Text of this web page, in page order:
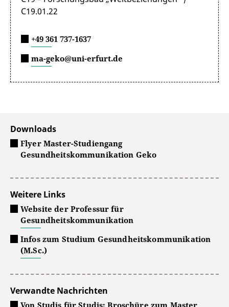
C19.01.22
+49 361 737-1637
ma-geko@uni-erfurt.de
Downloads
Flyer Master-Studiengang
Gesundheitskommunikation Geko
Weitere Links
Website der Professur für
Gesundheitskommunikation
Infos zum Studium Gesundheitskommunikation
(M.Sc.)
Verwandte Nachrichten
Von Studis für Studis: Broschüre zum Master